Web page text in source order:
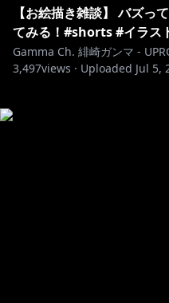
【お絵描き雑談】 バズっ
てみる！#shorts #イラス
Gamma Ch. 緋崎ガンマ -
3,497views · Uploaded Jul 5,